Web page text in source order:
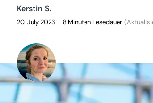
Kerstin S.
20. July 2023 – 8 Minuten Lesedauer